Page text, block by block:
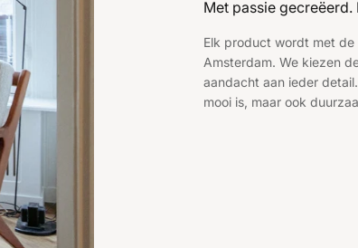
Met passie
Elk product wordt met
Amsterdam. We kiezen
aandacht aan ieder
mooi is, maar ook